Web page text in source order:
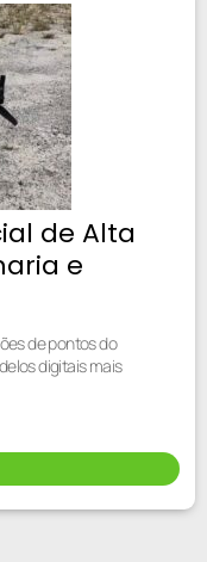
de Alta
e
de pontos do
digitais mais